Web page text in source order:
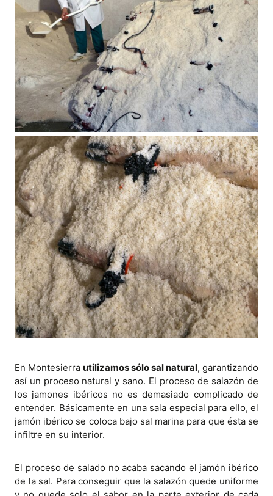
En Montesierra utilizamos sólo sal natural, garantizando
así un proceso natural y sano. El proceso de salazón de
los jamones ibéricos no es demasiado complicado de
entender. Básicamente en una sala especial para ello, el
jamón ibérico se coloca bajo sal marina para que ésta se
infiltre en su interior.
El proceso de salado no acaba sacando el jamón ibérico
de la sal. Para conseguir que la salazón quede uniforme